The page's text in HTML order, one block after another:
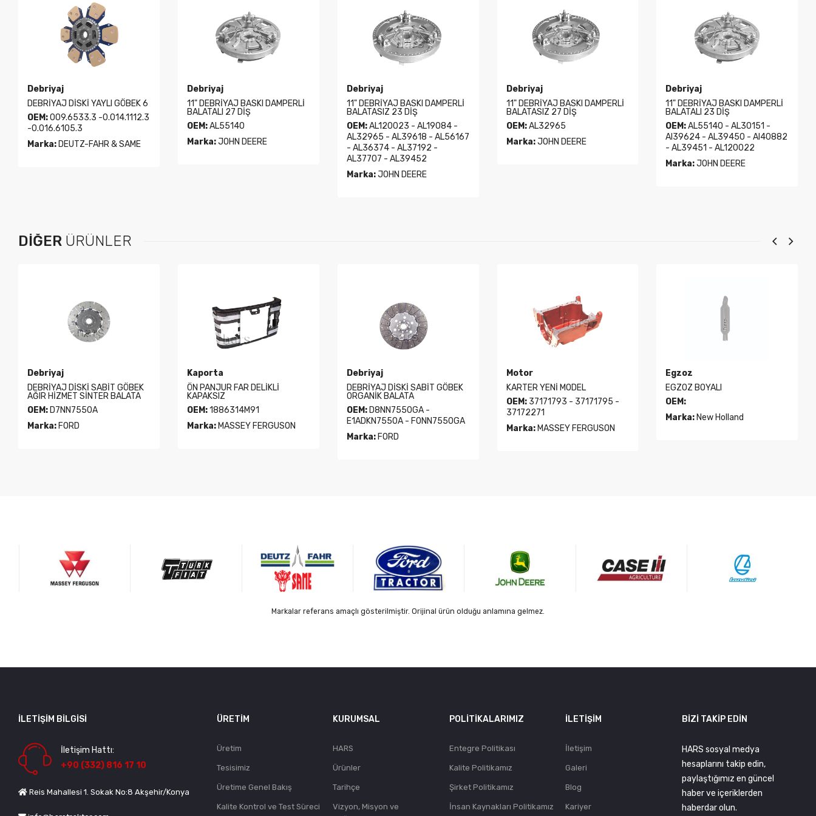
Debriyaj
DEBRİYAJ DİSKİ YAYLI GÖBEK 6
OEM:009.6533.3 -0.014.1112.3
-0.016.6105.3
Marka: DEUTZ-FAHR & SAME
Debriyaj
11" DEBRİYAJ BASKI DAMPERLİ
BALATALI 27 DİŞ
OEM:AL55140
Marka:JOHN DEERE
Debriyaj
11" DEBRİYAJ BASKI DAMPERLİ
BALATASIZ 23 DİŞ
OEM:AL120023 - AL19084 -
AL32965 - AL39618 - AL56167
- AL36374 - AL37192 -
AL37707 - AL39452
Marka:JOHN DEERE
Debriyaj
11" DEBRİYAJ BASKI DAMPERLİ
BALATASIZ 27 DİŞ
OEM:AL32965
Marka:JOHN DEERE
Debriyaj
11" DEBRİYAJ BASKI DAMPERLİ
BALATALI 23 DİŞ
OEM:AL55140 - AL30151 -
Al39624 - AL39450 - Al40882
- AL39451 - AL120022
Marka:JOHN DEERE
DIĞER ÜRÜNLER
Debriyaj
DEBRİYAJ DİSKİ SABİT GÖBEK
AĞIR HİZMET SİNTER BALATA
OEM: D7NN7550A
Marka: FORD
Kaporta
ÖN PANJUR FAR DELİKLİ
KAPAKSIZ
OEM:1886314M91
Marka:MASSEY FERGUSON
Debriyaj
DEBRİYAJ DİSKİ SABİT GÖBEK
ORGANİK BALATA
OEM:D8NN7550GA -
E1ADKN7550A - F0NN7550GA
Marka:FORD
Motor
KARTER YENİ MODEL
OEM:37171793 - 37171795 -
37172271
Marka:MASSEY FERGUSON
Egzoz
EGZOZ BOYALI
OEM:
Marka: New Holland
Markalar referans amaçlı gösterilmiştir. Orijinal ürün olduğu anlamına gelmez.
İLETIŞIM BILGISI
İletişim Hattı:
+90 (332) 816 17 10
Reis Mahallesi 1. Sokak No:8 Akşehir/Konya
ÜRETIM
Üretim
Tesisimiz
Üretime Genel Bakış
Kalite Kontrol ve Test Süreci
KURUMSAL
HARS
Ürünler
Tarihçe
Vizyon, Misyon ve
POLITIKALARIMIZ
Entegre Politikası
Kalite Politikamız
Şirket Politikamız
İnsan Kaynakları Politikamız
İLETIŞIM
İletişim
Galeri
Blog
Kariyer
BIZI TAKIP EDIN
HARS sosyal medya
hesaplarını takip edin,
paylaştığımız en güncel
haber ve içeriklerden
haberdar olun.